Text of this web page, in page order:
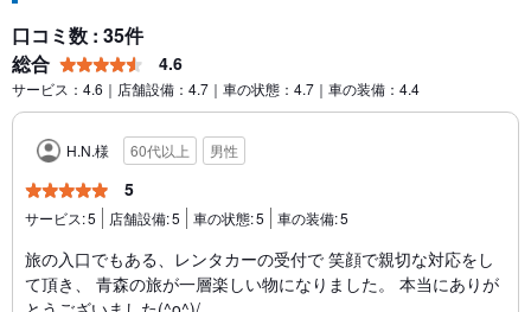
口コミ数 : 35件
総合
4.6
サービス：4.6｜店舗設備：4.7｜車の状態：4.7｜車の装備：4.4
H.N.様 60代以上 男性
5
サービス:5 店舗設備:5 車の状態:5 車の装備:5
旅の入口でもある、レンタカーの受付で 笑顔で親切な対応をし
て頂き、 青森の旅が一層楽しい物になりました。 本当にありが